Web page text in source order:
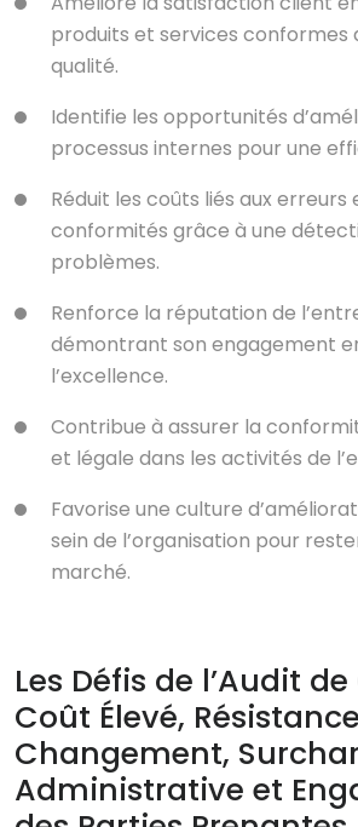
produits et services conformes
qualité.
Identifie les opportunités
processus internes pour une
Réduit les coûts liés aux erreurs
conformités grâce à une
problèmes.
Renforce la réputation de
démontrant son engagement
l’excellence.
Contribue à assurer la
et légale dans les activités de
Favorise une culture
sein de l’organisation pour
marché.
Les Défis de l’Audit
Coût Élevé,
Changement,
Administrative et